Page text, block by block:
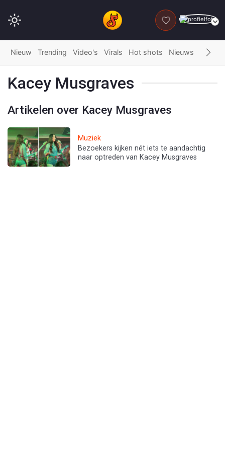
DONEER
Nieuw Trending Video's Virals Hot shots Nieuws Fails
Kacey Musgraves
Artikelen over Kacey Musgraves
Muziek
Bezoekers kijken nét iets te aandachtig
naar optreden van Kacey Musgraves